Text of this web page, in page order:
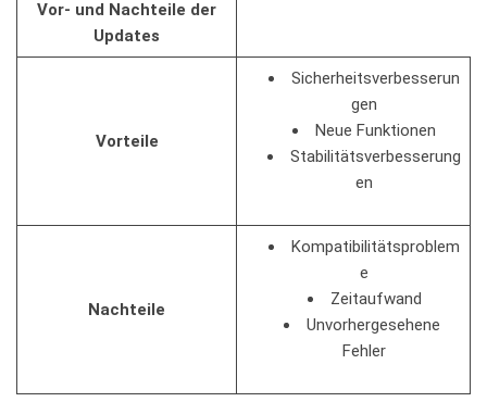
Vor- und Nachteile der
⁢Updates
Vorteile
Sicherheitsverbesserun
gen
Neue⁢ Funktionen
Stabilitätsverbesserung
en
Nachteile
Kompatibilitätsproblem
e
Zeitaufwand
Unvorhergesehene ​
Fehler